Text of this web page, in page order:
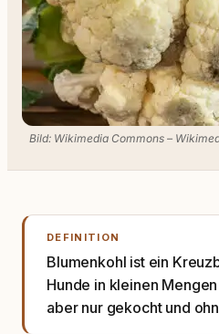
Bild: Wikimedia Commons –
DEFINITION
Blumenkohl ist ein
Hunde in kleinen
aber nur gekocht und